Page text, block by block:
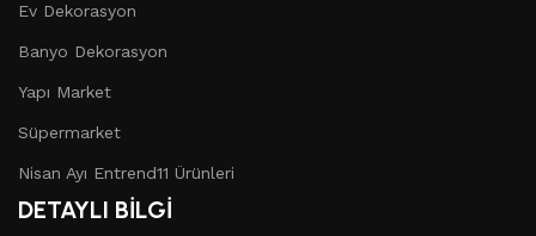
Ev Dekorasyon
Banyo Dekorasyon
Yapı Market
Süpermarket
Nisan Ayı Entrend11 Ürünleri
DETAYLI BİLGİ